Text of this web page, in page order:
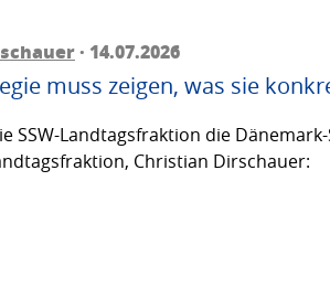
· 14.07.2026
muss zeigen, was sie
SSW-Landtagsfraktion die
Christian Dirschauer: